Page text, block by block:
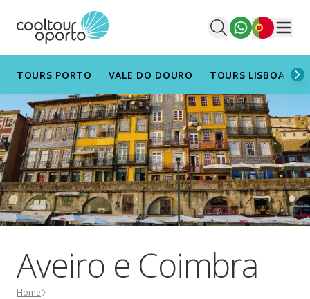
Português
TOURS PORTO VALE DO DOURO TOURS LISBOA
Aveiro e Coimbra
Home